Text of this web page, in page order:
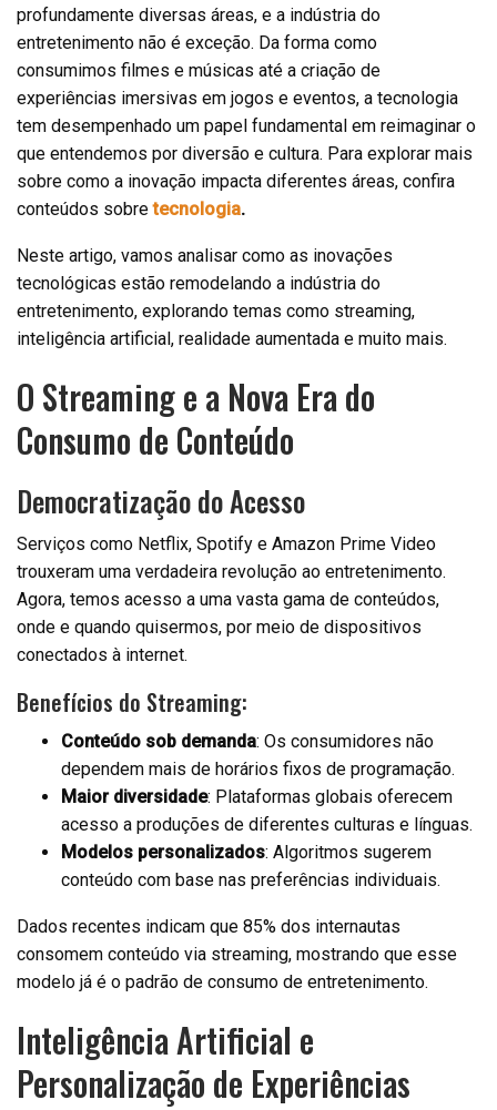
profundamente diversas áreas, e a indústria do
entretenimento não é exceção. Da forma como
consumimos filmes e músicas até a criação de
experiências imersivas em jogos e eventos, a tecnologia
tem desempenhado um papel fundamental em reimaginar o
que entendemos por diversão e cultura. Para explorar mais
sobre como a inovação impacta diferentes áreas, confira
conteúdos sobre tecnologia.
Neste artigo, vamos analisar como as inovações
tecnológicas estão remodelando a indústria do
entretenimento, explorando temas como streaming,
inteligência artificial, realidade aumentada e muito mais.
O Streaming e a Nova Era do
Consumo de Conteúdo
Democratização do Acesso
Serviços como Netflix, Spotify e Amazon Prime Video
trouxeram uma verdadeira revolução ao entretenimento.
Agora, temos acesso a uma vasta gama de conteúdos,
onde e quando quisermos, por meio de dispositivos
conectados à internet.
Benefícios do Streaming:
Conteúdo sob demanda: Os consumidores não
dependem mais de horários fixos de programação.
Maior diversidade: Plataformas globais oferecem
acesso a produções de diferentes culturas e línguas.
Modelos personalizados: Algoritmos sugerem
conteúdo com base nas preferências individuais.
Dados recentes indicam que 85% dos internautas
consomem conteúdo via streaming, mostrando que esse
modelo já é o padrão de consumo de entretenimento.
Inteligência Artificial e
Personalização de Experiências